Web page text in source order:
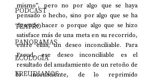
PODCAST
TEATRO
PANORAMAS
ECOLOGÍA
FREUDIANOS
mismo”, pero no por algo que se haya
pensado o hecho, sino por algo que se ha
deseado hacer o porque algo que se hizo
satisface más de una meta en su recorrido,
entre ellas, un deseo inconciliable. Para
Freud, ese deseo inconciliable es el
resultado del anudamiento de un retoño de
lo inconsciente, de lo reprimido